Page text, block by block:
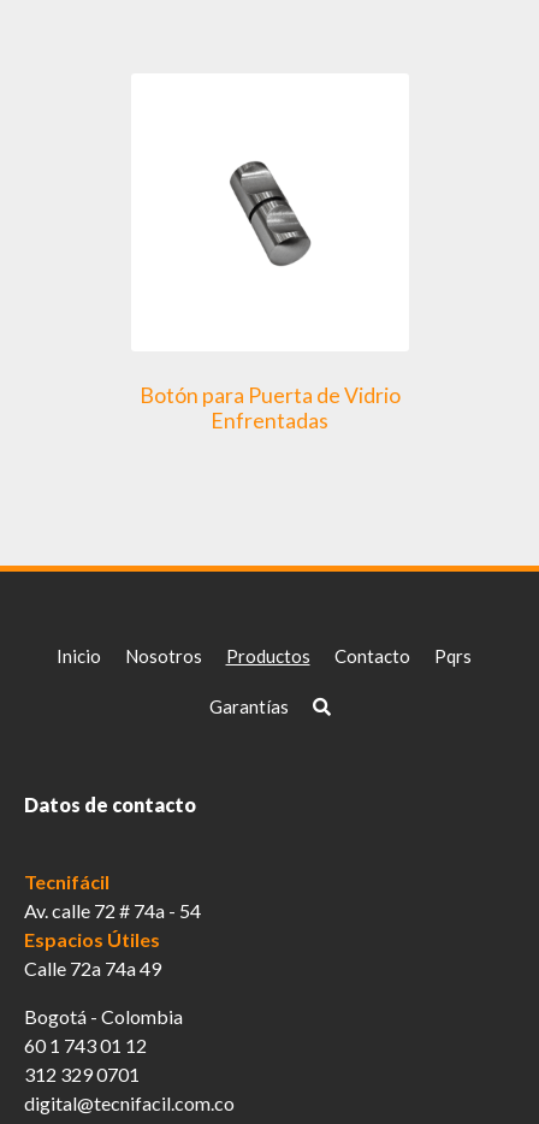
Botón para Puerta de Vidrio
Enfrentadas
Inicio Nosotros Productos Contacto Pqrs
Garantías
Datos de contacto
Tecnifácil
Av. calle 72 # 74a - 54
Espacios Útiles
Calle 72a 74a 49
Bogotá - Colombia
60 1 743 01 12
312 329 0701
digital@tecnifacil.com.co